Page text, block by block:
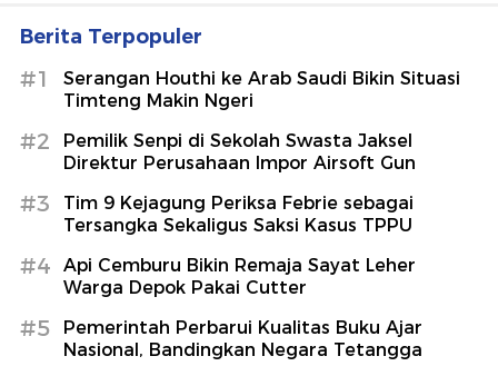
Berita Terpopuler
#1
Serangan Houthi ke Arab Saudi Bikin Situasi
Timteng Makin Ngeri
#2
Pemilik Senpi di Sekolah Swasta Jaksel
Direktur Perusahaan Impor Airsoft Gun
#3
Tim 9 Kejagung Periksa Febrie sebagai
Tersangka Sekaligus Saksi Kasus TPPU
#4
Api Cemburu Bikin Remaja Sayat Leher
Warga Depok Pakai Cutter
#5
Pemerintah Perbarui Kualitas Buku Ajar
Nasional, Bandingkan Negara Tetangga